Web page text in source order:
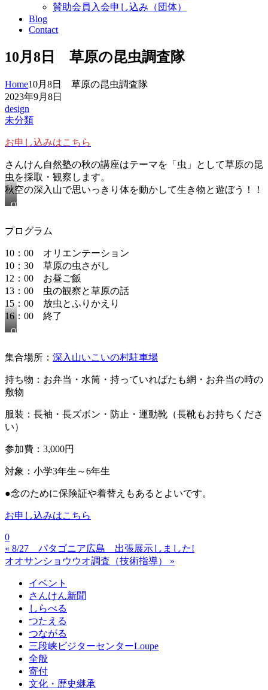
賛助会員入会申し込み（団体）
Blog
Contact
10月8日 草原の昆虫調査隊
Home10月8日 草原の昆虫調査隊
2023年9月8日
design
未分類
お申し込みはこちら
さんけん自然塾の秋の講座はテーマを「虫」として草原の昆
虫を採取・観察します。
秋空の深入山で思いっきり体を動かして生き物と遊ぼう！！
OLYMPUS
プログラム
10：00 オリエンテーション
10：30 草原の虫さがし
12：00 お昼ご飯
13：00 虫の観察と草原の話
15：00 放虫とふりかえり
16：00 終了
OLYMPUS
集合場所： 深入山いこいの村駐車場
持ち物：お弁当・水筒・持っていればたも網・お弁当の時の
敷物
服装：長袖・長ズボン・防止・運動靴（長靴もお持ちくださ
い）
参加費：3,000円
対象：小学3年生～6年生
●念のために保険証や着替えもあるとよいです。
お申し込みはこちら
0
« 8/27 パタゴニア広島 出張展示しました!
オオサンショウウオ調査（技術指導） »
イベント
さんけん新聞
しらべる
つたえる
つながる
三段峡ビジターセンターLoupe
全般
寄付
文化・歴史継承